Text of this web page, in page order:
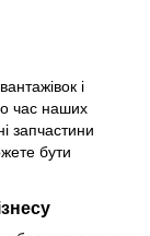
і
час наших
запчастини
бути